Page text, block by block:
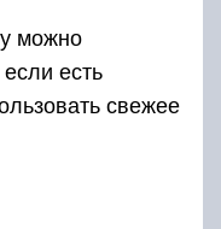
можно
есть
свежее